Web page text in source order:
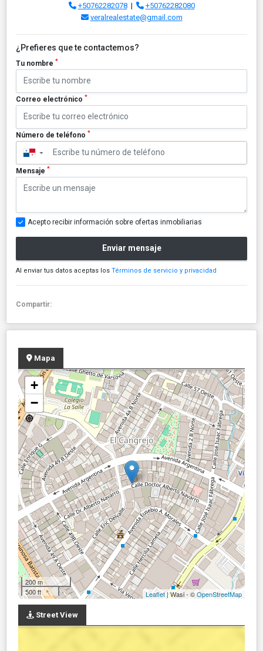
+50762282078|
+50762282080
veralrealestate@gmail.com
¿Prefieres que te contactemos?
Tu nombre *
Correo electrónico *
Número de teléfono *
▼
Mensaje *
Acepto recibir información sobre ofertas inmobiliarias
Enviar mensaje
Al enviar tus datos aceptas los Términos de servicio y privacidad
Compartir:
Mapa
+
−
200 m
500 ft
Leaflet| Wasi - ©OpenStreetMap
Street View